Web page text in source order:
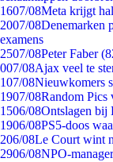
1607/08Meta krijgt
2007/08Denemarken
examens
2507/08Peter Faber
007/08Ajax veel te
107/08Nieuwkomers
1907/08Random Pics
1506/08Ontslagen bij
1906/08PS5-doos
206/08Le Court wint
2906/08NPO-